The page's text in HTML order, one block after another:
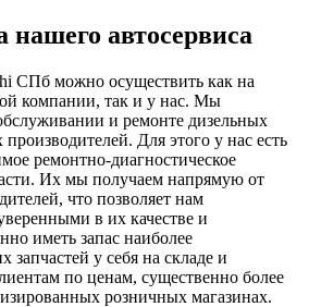
автосервиса
СПб можно осуществить как на
компании, так и у нас. Мы
и ремонте дизельных
Для этого у нас есть
ремонтно-диагностическое
Их мы получаем напрямую от
что позволяет нам
в их качестве и
иметь запас наиболее
запчастей у себя на складе и
по ценам, существенно более
розничных магазинах.